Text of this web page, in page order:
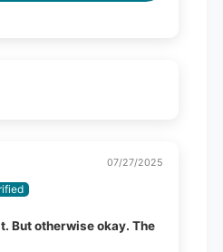
07/27/2025
But otherwise okay. The